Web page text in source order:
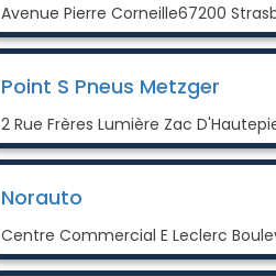
Avenue Pierre Corneille67200
Point S Pneus Metzger
2 Rue Frères Lumière Zac
Norauto
Centre Commercial E Leclerc